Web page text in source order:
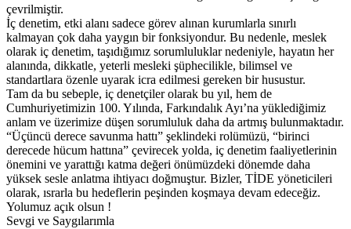
çevrilmiştir.
İç denetim, etki alanı sadece görev alınan kurumlarla sınırlı
kalmayan çok daha yaygın bir fonksiyondur. Bu nedenle, meslek
olarak iç denetim, taşıdığımız sorumluluklar nedeniyle, hayatın her
alanında, dikkatle, yeterli mesleki şüphecilikle, bilimsel ve
standartlara özenle uyarak icra edilmesi gereken bir husustur.
Tam da bu sebeple, iç denetçiler olarak bu yıl, hem de
Cumhuriyetimizin 100. Yılında, Farkındalık Ayı’na yüklediğimiz
anlam ve üzerimize düşen sorumluluk daha da artmış bulunmaktadır.
“Üçüncü derece savunma hattı” şeklindeki rolümüzü, “birinci
derecede hücum hattına” çevirecek yolda, iç denetim faaliyetlerinin
önemini ve yarattığı katma değeri önümüzdeki dönemde daha
yüksek sesle anlatma ihtiyacı doğmuştur. Bizler, TİDE yöneticileri
olarak, ısrarla bu hedeflerin peşinden koşmaya devam edeceğiz.
Yolumuz açık olsun !
Sevgi ve Saygılarımla